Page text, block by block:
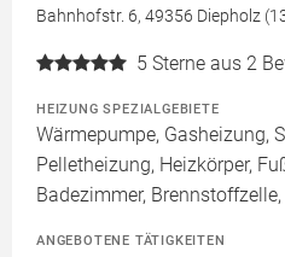
Bahnhofstr. 6, 49356 Diepholz
5 Sterne aus 2
HEIZUNG SPEZIALGEBIETE
Wärmepumpe, Gasheizung,
Pelletheizung, Heizkörper,
Badezimmer,
ANGEBOTENE TÄTIGKEITEN